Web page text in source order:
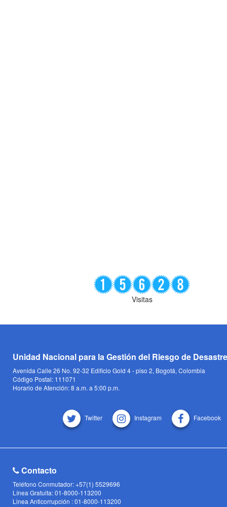
Visitas
Unidad Nacional para la Gestión del Riesgo de
Avenida Calle 26 No. 92-32 Edificio Gold 4 - piso 2, Bogotá, Colombia
Código Postal: 111071
Horario de Atención: 8 a.m. a 5:00 p.m.
Twitter Instagram Facebook
Contacto
Teléfono Conmutador: +57(1) 5529696
Línea Gratuita: 01-8000-113200
Linea Anticorrupción : 01-8000-113200